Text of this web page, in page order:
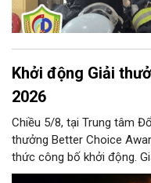
Khởi động Giải
2026
Chiều 5/8, tại Trung tâm
thưởng Better Choice
thức công bố khởi động.
khích, cổ vũ những giá trị